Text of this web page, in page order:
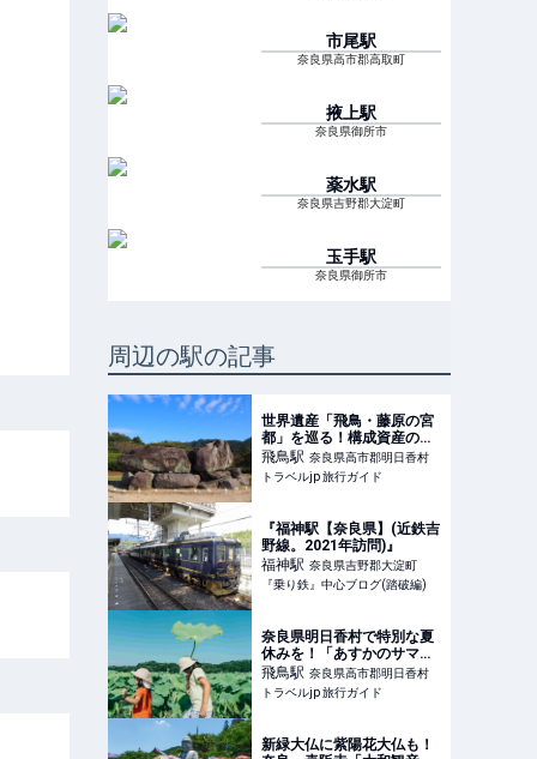
市尾駅
奈良県高市郡高取町
掖上駅
奈良県御所市
薬水駅
奈良県吉野郡大淀町
玉手駅
奈良県御所市
周辺の駅の記事
世界遺産「飛鳥・藤原の宮
都」を巡る！構成資産の見
どころまとめ | トラベルjp
旅行ガイド
飛鳥駅 奈良県高市郡明日香村
トラベルjp 旅行ガイド
『福神駅【奈良県】(近鉄吉
野線。2021年訪問)』
福神駅 奈良県吉野郡大淀町
『乗り鉄』中心ブログ(踏破編)
奈良県明日香村で特別な夏
休みを！「あすかのサマバ
ケ」が開催決定 | 奈良県 | ト
ラベルjp 旅行ガイド
飛鳥駅 奈良県高市郡明日香村
トラベルjp 旅行ガイド
新緑大仏に紫陽花大仏も！